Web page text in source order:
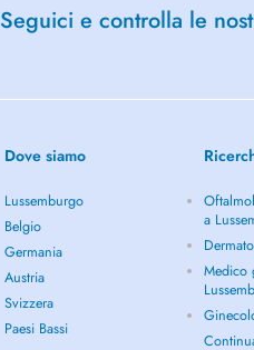
Seguici e controlla le
Dove siamo
Lussemburgo
Belgio
Germania
Austria
Svizzera
Paesi Bassi
a
Medico